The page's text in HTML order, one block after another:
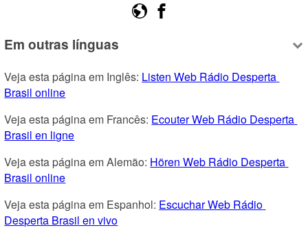
Em outras línguas
Veja esta página em Inglês: Listen Web Rádio Desperta
Brasil online
Veja esta página em Francês: Ecouter Web Rádio Desperta
Brasil en ligne
Veja esta página em Alemão: Hören Web Rádio Desperta
Brasil online
Veja esta página em Espanhol: Escuchar Web Rádio
Desperta Brasil en vivo